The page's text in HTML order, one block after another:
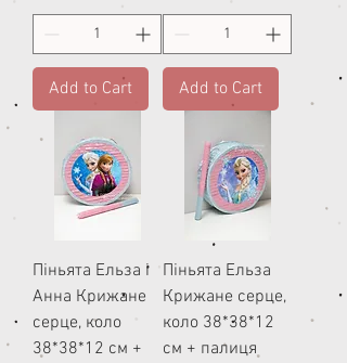
Add to Cart Add to Cart
Піньята Ельза і
Анна Крижане
серце, коло
38*38*12 см +
Піньята Ельза
Крижане серце,
коло 38*38*12
см + палиця